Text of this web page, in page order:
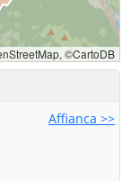
Affianca >>